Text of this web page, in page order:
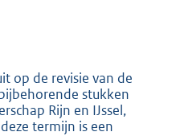
op de revisie van de
stukken
Rijn en IJssel,
termijn is een